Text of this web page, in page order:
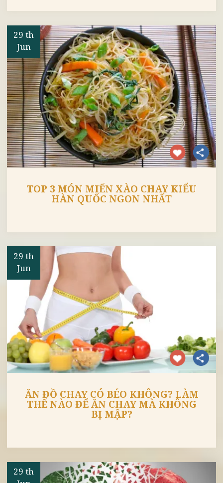
TOP 3 CÁCH LÀM MÌ XÀO CHAY
THẬP CẨM NGON VÀ ĐƠN GIẢN
NHẤT
29 th
Jun
TOP 3 MÓN MIẾN XÀO CHAY KIỂU
HÀN QUỐC NGON NHẤT
29 th
Jun